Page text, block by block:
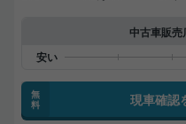
中古車販売
無
料
現車確認